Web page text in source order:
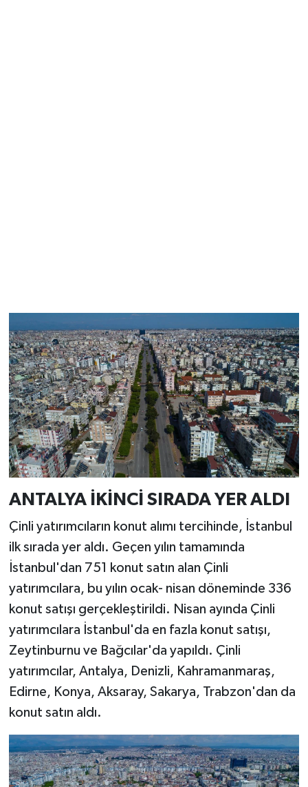
ANTALYA İKİNCİ SIRADA YER ALDI
Çinli yatırımcıların konut alımı tercihinde, İstanbul
ilk sırada yer aldı. Geçen yılın tamamında
İstanbul'dan 751 konut satın alan Çinli
yatırımcılara, bu yılın ocak- nisan döneminde 336
konut satışı gerçekleştirildi. Nisan ayında Çinli
yatırımcılara İstanbul'da en fazla konut satışı,
Zeytinburnu ve Bağcılar'da yapıldı. Çinli
yatırımcılar, Antalya, Denizli, Kahramanmaraş,
Edirne, Konya, Aksaray, Sakarya, Trabzon'dan da
konut satın aldı.